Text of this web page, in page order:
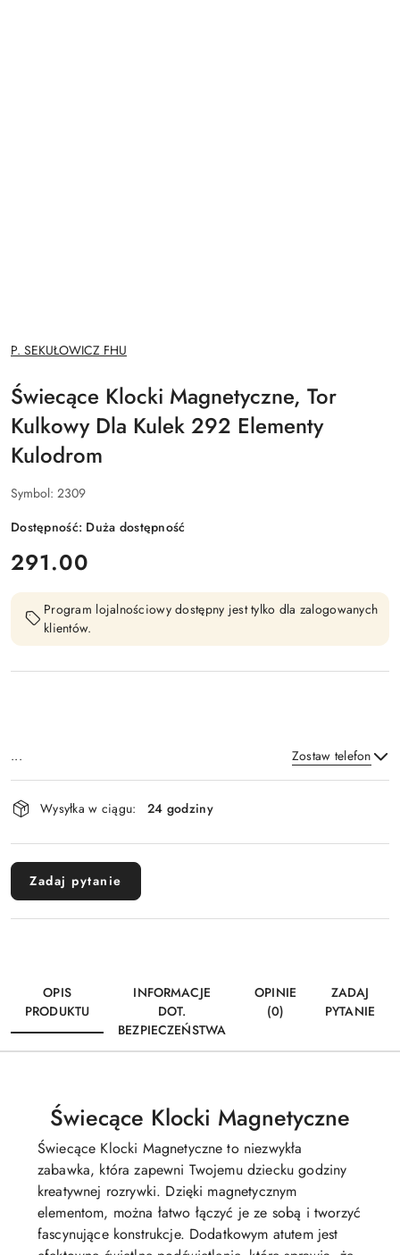
NAZWA
PRODUCENTA:
P. SEKUŁOWICZ FHU
Świecące Klocki Magnetyczne, Tor
Kulkowy Dla Kulek 292 Elementy
Kulodrom
Symbol: 2309
Dostępność: Duża dostępność
cena:
291.00
Program lojalnościowy dostępny jest tylko dla zalogowanych
klientów.
... Zostaw telefon
Dostępność
i
dostawa
Wysyłka w ciągu: 24 godziny
Zadaj pytanie
OPIS
PRODUKTU
INFORMACJE
DOT.
BEZPIECZEŃSTWA
OPINIE
(0)
ZADAJ
PYTANIE
Świecące Klocki Magnetyczne
Świecące Klocki Magnetyczne to niezwykła
zabawka, która zapewni Twojemu dziecku godziny
kreatywnej rozrywki. Dzięki magnetycznym
elementom, można łatwo łączyć je ze sobą i tworzyć
fascynujące konstrukcje. Dodatkowym atutem jest